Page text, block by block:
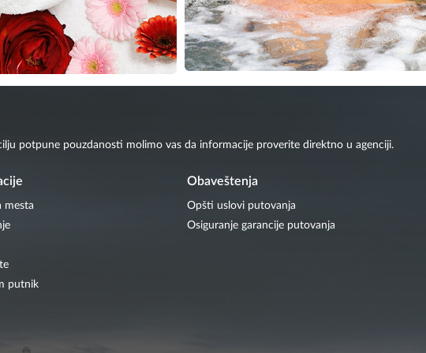
potpune pouzdanosti molimo vas da informacije proverite direktno u agenciji.
mesta
putnik
Obaveštenja
Opšti uslovi putovanja
Osiguranje garancije putovanja